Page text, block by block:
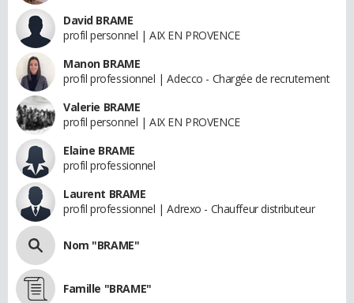
David BRAME
profil personnel | AIX EN PROVENCE
Manon BRAME
profil professionnel | Adecco - Chargée de recrutement
Valerie BRAME
profil personnel | AIX EN PROVENCE
Elaine BRAME
profil professionnel
Laurent BRAME
profil professionnel | Adrexo - Chauffeur distributeur
Nom "BRAME"
Famille "BRAME"